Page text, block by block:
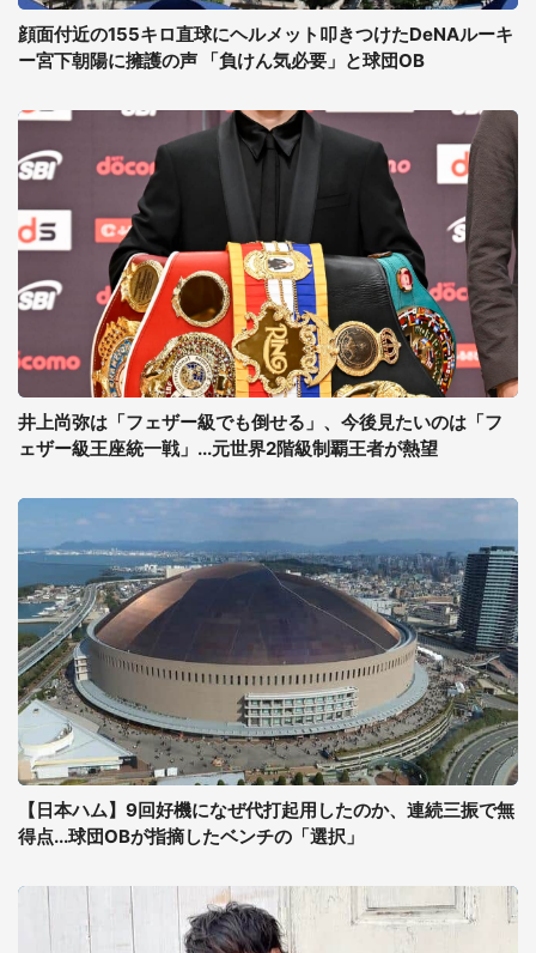
顔面付近の155キロ直球にヘルメット叩きつけたDeNAルーキ
ー宮下朝陽に擁護の声 「負けん気必要」と球団OB
井上尚弥は「フェザー級でも倒せる」、今後見たいのは「フ
ェザー級王座統一戦」...元世界2階級制覇王者が熱望
【日本ハム】9回好機になぜ代打起用したのか、連続三振で無
得点...球団OBが指摘したベンチの「選択」